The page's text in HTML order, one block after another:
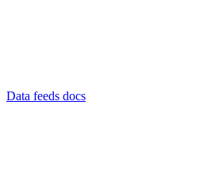
Data feeds docs